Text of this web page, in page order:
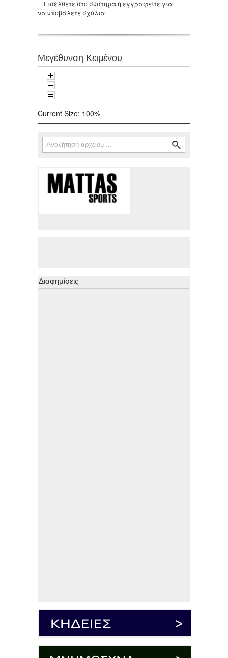
Εισέλθετε στο σύστημαή εγγραφείτε για
να υποβάλετε σχόλια
Μεγέθυνση Κειμένου
Current Size: 100%
Φόρμα αναζήτησης
Αναζήτηση
Διαφημίσεις